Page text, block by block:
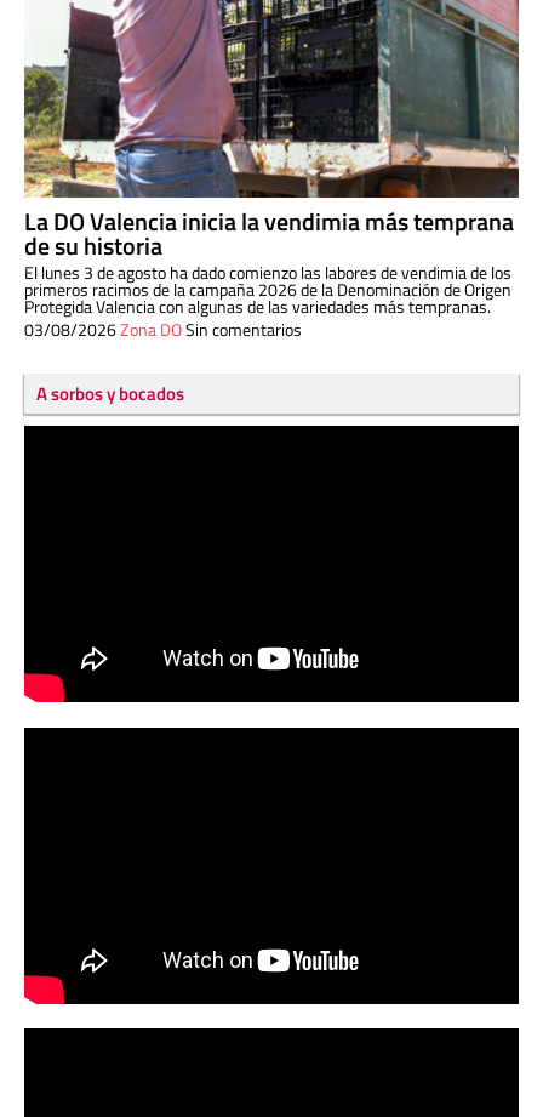
La DO Valencia inicia la vendimia más temprana
de su historia
El lunes 3 de agosto ha dado comienzo las labores de vendimia de los
primeros racimos de la campaña 2026 de la Denominación de Origen
Protegida Valencia con algunas de las variedades más tempranas.
03/08/2026Zona DOSin comentarios
A sorbos y bocados